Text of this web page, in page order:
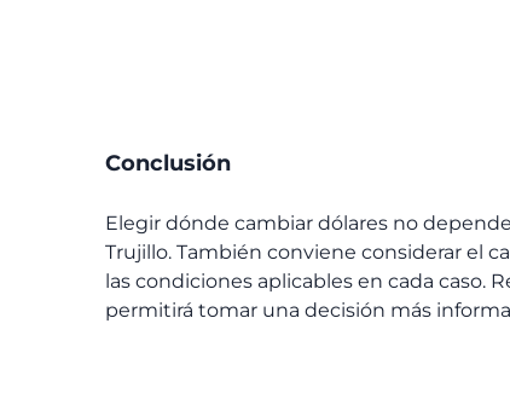
Conclusión
Elegir dónde cambiar dólares no
Trujillo. También conviene considerar el
las condiciones aplicables en cada caso.
permitirá tomar una decisión más